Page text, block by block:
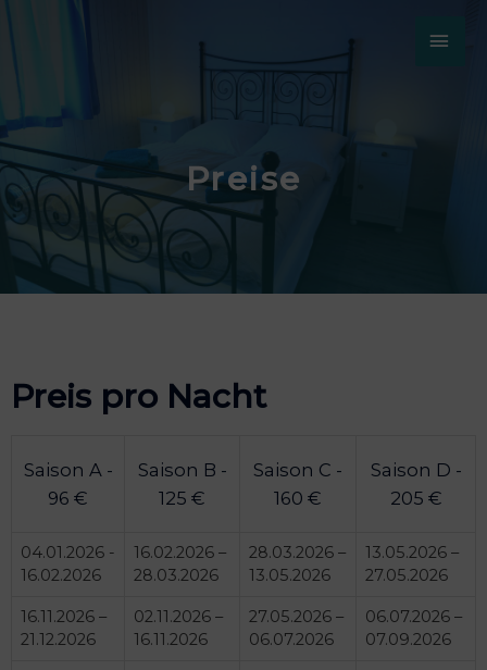
Preise
Preis pro Nacht
Saison A -
96 €
Saison B -
125 €
Saison C -
160 €
Saison D -
205 €
04.01.2026 -
16.02.2026
16.02.2026 –
28.03.2026
28.03.2026 –
13.05.2026
13.05.2026 –
27.05.2026
16.11.2026 –
21.12.2026
02.11.2026 –
16.11.2026
27.05.2026 –
06.07.2026
06.07.2026 –
07.09.2026